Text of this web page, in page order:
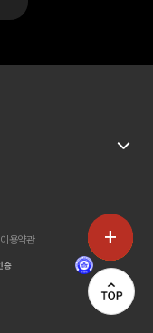
이용약관 +